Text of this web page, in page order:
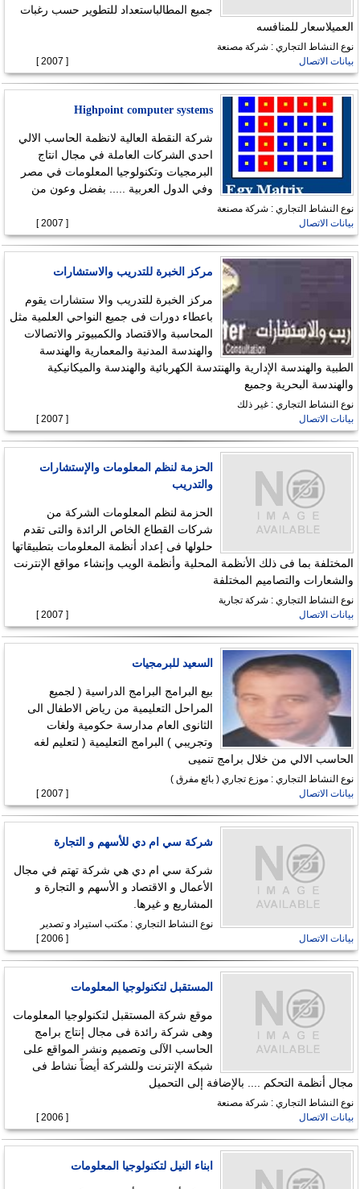
جميع المطالباستعداد للتطوير حسب رغبات
العميلاسعار للمنافسه
نوع النشاط التجاري : شركة مصنعة
بيانات الاتصال
[ 2007 ]
Highpoint computer systems
شركة النقطة العالية لانظمة الحاسب الالي
احدي الشركات العاملة في مجال انتاج
البرمجيات وتكنولوجيا المعلومات في مصر
وفي الدول العربية ..... بفضل وعون من
نوع النشاط التجاري : شركة مصنعة
بيانات الاتصال
[ 2007 ]
مركز الخبرة للتدريب والاستشارات
مركز الخبرة للتدريب والا ستشارات يقوم
باعطاء دورات فى جميع النواحي العلمية مثل
المحاسبة والاقتصاد والكمبيوتر والاتصالات
والهندسة المدنية والمعمارية والهندسة
الطبية والهندسة الإدارية والهنتدسة الكهربائية والهندسة والميكانيكية
والهندسة البحرية وجميع
نوع النشاط التجاري : غير ذلك
بيانات الاتصال
[ 2007 ]
الحزمة لنظم المعلومات والإستشارات
والتدريب
الحزمة لنظم المعلومات الشركة من
شركات القطاع الخاص الرائدة والتى تقدم
حلولها فى إعداد أنظمة المعلومات بتطبيقاتها
المختلفة بما فى ذلك الأنظمة المحلية وأنظمة الويب وإنشاء مواقع الإنترنت
والشعارات والتصاميم المختلفة
نوع النشاط التجاري : شركة تجارية
بيانات الاتصال
[ 2007 ]
السعيد للبرمجيات
بيع البرامج البرامج الدراسية ( لجميع
المراحل التعليمية من رياض الاطفال الى
الثانوى العام مدارسة حكومية ولغات
وتجريبي ) البرامج التعليمية ( لتعليم لغه
الحاسب الالي من خلال برامج تنميى
نوع النشاط التجاري : موزع تجاري ( بائع مفرق )
بيانات الاتصال
[ 2007 ]
شركة سي ام دي للأسهم و التجارة
شركة سي ام دي هي شركة تهتم في مجال
الأعمال و الاقتصاد و الأسهم و التجارة و
المشاريع و غيرها.
نوع النشاط التجاري : مكتب استيراد و تصدير
بيانات الاتصال
[ 2006 ]
المستقبل لتكنولوجيا المعلومات
موقع شركة المستقبل لتكنولوجيا المعلومات
وهى شركة رائدة فى مجال إنتاج برامج
الحاسب الآلى وتصميم ونشر المواقع على
شبكة الإنترنت وللشركة أيضاً نشاط فى
مجال أنظمة التحكم .... بالإضافة إلى التحميل
نوع النشاط التجاري : شركة مصنعة
بيانات الاتصال
[ 2006 ]
ابناء النيل لتكنولوجيا المعلومات